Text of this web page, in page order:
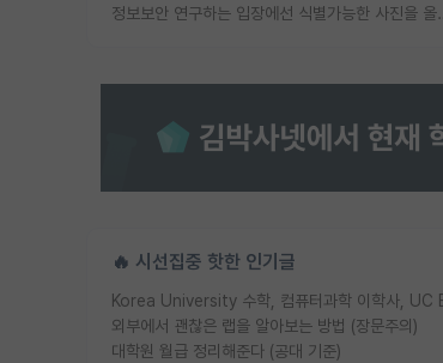
정보보안 연구하
🔥 시선집중 핫한 인기글
외부에서 괜찮은 랩을 알아보는 방법 (장문주의)
대학원 월급 정리해준다 (공대 기준)